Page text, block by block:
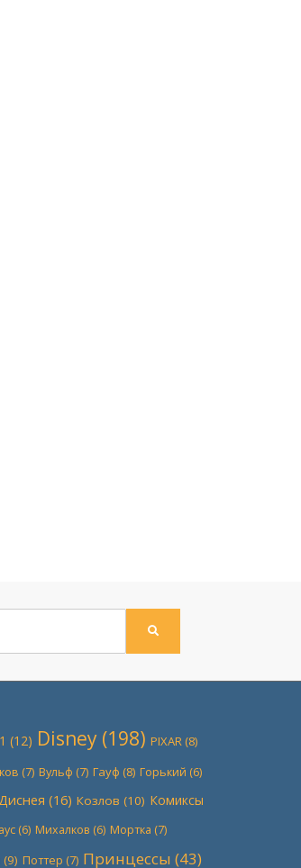
ПОИСК
(12) Disney(198) PIXAR(8)
(7) Вульф (7) Гауф (8) Горький (6)
(16) Козлов (10) Комиксы
(6) Михалков (6) Мортка (7)
(9) Поттер (7) Принцессы (43)